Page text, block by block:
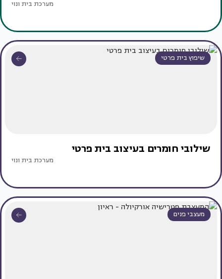
מערכת בית ונוי
שיפוץ בית פרטי
שילובי חומרים בעיצוב בית פרטי
מערכת בית ונוי
מעצבי פנים